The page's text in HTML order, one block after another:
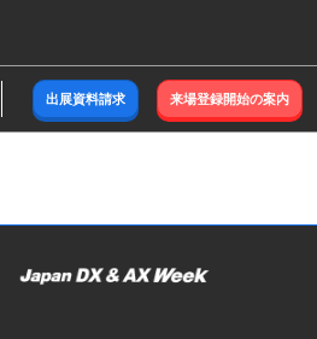
出展資料請求 来場登録開始の案内